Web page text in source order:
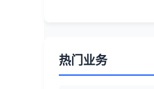
热门业务